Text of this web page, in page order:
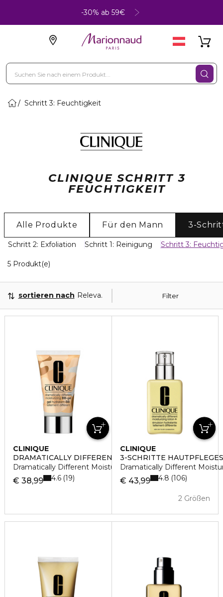
-30% ab 59€
Schritt 3: Feuchtigkeit
CLINIQUE SCHRITT 3
FEUCHTIGKEIT
Alle Produkte Für den Mann 3-
Schritt 2: Exfoliation Schritt 1: Reinigung Schritt 3:
5 Produkt(e)
Filter
sortieren nach Relevanz
CLINIQUE
DRAMATICALLY DIFFERENT BB GEL
Dramatically Different Moisturizing BB-Gel
€ 38,99 4.6 19
CLINIQUE
3-SCHRITTE
Dramatically Different
€ 43,99
2 Größen
4.8 106